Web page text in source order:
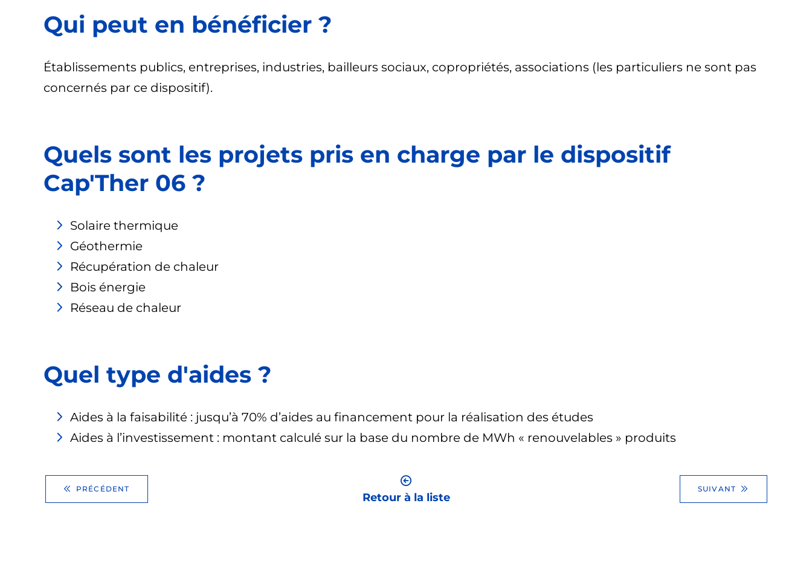
Qui peut en bénéficier ?
Établissements publics, entreprises, industries, bailleurs sociaux, copropriétés, associations (les particuliers ne sont pas
concernés par ce dispositif).
Quels sont les projets pris en charge par le dispositif
Cap'Ther 06 ?
Solaire thermique
Géothermie
Récupération de chaleur
Bois énergie
Réseau de chaleur
Quel type d'aides ?
Aides à la faisabilité : jusqu’à 70% d’aides au financement pour la réalisation des études
Aides à l’investissement : montant calculé sur la base du nombre de MWh « renouvelables » produits
PRÉCÉDENT
Retour à la liste
SUIVANT